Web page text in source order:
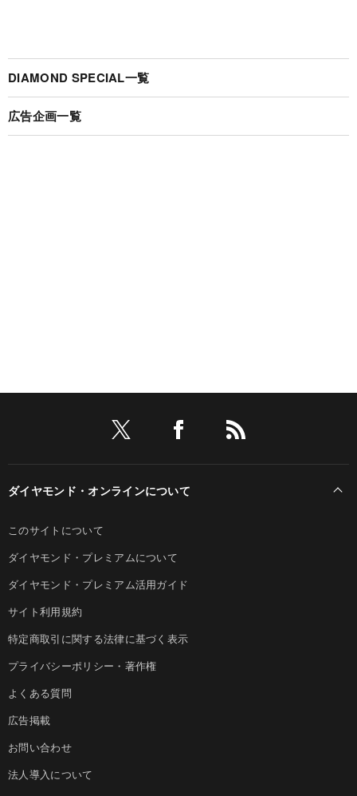
DIAMOND SPECIAL一覧
広告企画一覧
ダイヤモンド・オンラインについて
このサイトについて
ダイヤモンド・プレミアムについて
ダイヤモンド・プレミアム活用ガイド
サイト利用規約
特定商取引に関する法律に基づく表示
プライバシーポリシー・著作権
よくある質問
広告掲載
お問い合わせ
法人導入について